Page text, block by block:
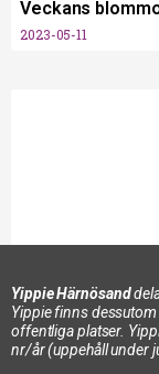
Veckans
2023-05-11
Veckans
Yippie Härnösand
Yippie finns
offentliga platser.
nr/år (uppehåll under